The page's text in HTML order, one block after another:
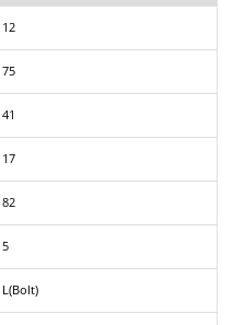
12
75
41
17
82
5
L(Bolt)